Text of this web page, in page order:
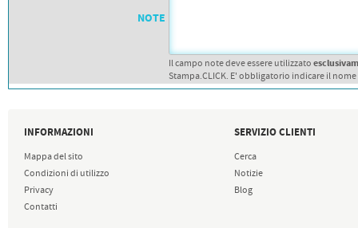
NOTE
Il campo note deve essere utilizzato
Stampa.CLICK. E' obbligatorio indicare il
INFORMAZIONI
Mappa del sito
Condizioni di utilizzo
Privacy
Contatti
SERVIZIO CLIENTI
Cerca
Notizie
Blog